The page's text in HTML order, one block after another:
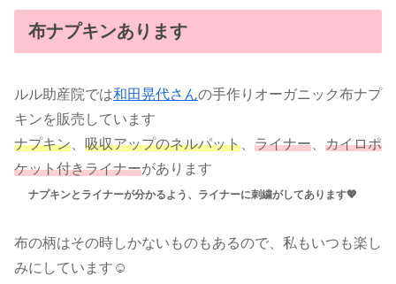
布ナプキンあります
ルル助産院では和田晃代さんの手作りオーガニック布ナプ
キンを販売しています
ナプキン
吸収アップのネルパット ライナー
カイロポ
ケット付きライナーがあります
ナプキンとライナーが分かるよう、ライナーに刺繍がしてあります💖
布の柄はその時しかないものもあるので、私もいつも楽し
みにしています☺